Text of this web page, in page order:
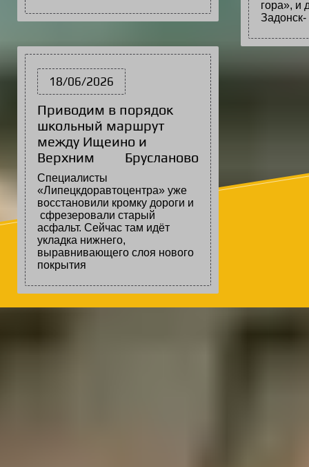
гора», и
18/06/2026
Приводим в порядок
школьный маршрут
между Ищеино и
Верхним Брусланово
Специалисты
«Липецкдоравтоцентра» уже
восстановили кромку дороги и
сфрезеровали старый
асфальт. Сейчас там идёт
укладка нижнего,
выравнивающего слоя нового
покрытия